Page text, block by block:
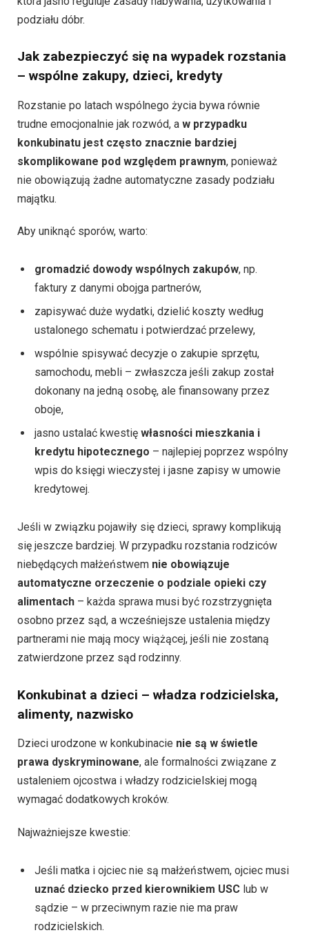
podziału dóbr.
Jak zabezpieczyć się na wypadek rozstania
– wspólne zakupy, dzieci, kredyty
Rozstanie po latach wspólnego życia bywa równie
trudne emocjonalnie jak rozwód, a w przypadku
konkubinatu jest często znacznie bardziej
skomplikowane pod względem prawnym, ponieważ
nie obowiązują żadne automatyczne zasady podziału
majątku.
Aby uniknąć sporów, warto:
gromadzić dowody wspólnych zakupów, np.
faktury z danymi obojga partnerów,
zapisywać duże wydatki, dzielić koszty według
ustalonego schematu i potwierdzać przelewy,
wspólnie spisywać decyzje o zakupie sprzętu,
samochodu, mebli – zwłaszcza jeśli zakup został
dokonany na jedną osobę, ale finansowany przez
oboje,
jasno ustalać kwestię własności mieszkania i
kredytu hipotecznego – najlepiej poprzez wspólny
wpis do księgi wieczystej i jasne zapisy w umowie
kredytowej.
Jeśli w związku pojawiły się dzieci, sprawy komplikują
się jeszcze bardziej. W przypadku rozstania rodziców
niebędących małżeństwem nie obowiązuje
automatyczne orzeczenie o podziale opieki czy
alimentach – każda sprawa musi być rozstrzygnięta
osobno przez sąd, a wcześniejsze ustalenia między
partnerami nie mają mocy wiążącej, jeśli nie zostaną
zatwierdzone przez sąd rodzinny.
Konkubinat a dzieci – władza rodzicielska,
alimenty, nazwisko
Dzieci urodzone w konkubinacie nie są w świetle
prawa dyskryminowane, ale formalności związane z
ustaleniem ojcostwa i władzy rodzicielskiej mogą
wymagać dodatkowych kroków.
Najważniejsze kwestie:
Jeśli matka i ojciec nie są małżeństwem, ojciec musi
uznać dziecko przed kierownikiem USC lub w
sądzie – w przeciwnym razie nie ma praw
rodzicielskich.